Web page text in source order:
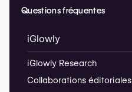
Questions fréquentes
iGlowly
iGlowly Research
Collaborations éditoriales